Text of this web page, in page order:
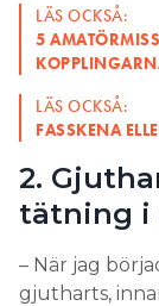
LÄS OCKSÅ:
5
LÄS OCKSÅ:
FASSKENA
2.
tätning i
– När jag
gjutharts,